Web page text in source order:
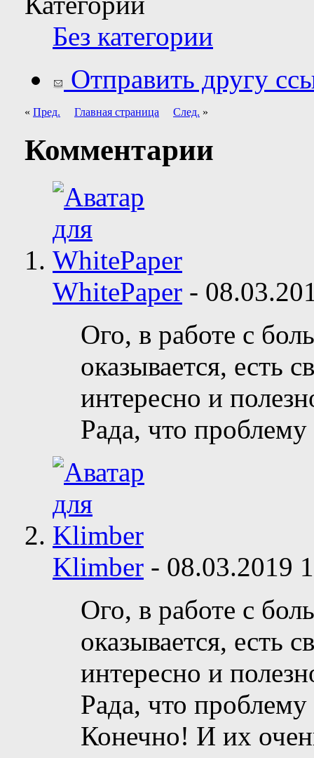
Без категории
Отправить другу
« Пред. Главная страница След. »
Комментарии
WhitePaper -
Ого, в работе с
оказывается, есть
интересно и
Рада, что
Klimber - 08.03.2019
Ого, в работе с
оказывается, есть
интересно и
Рада, что
Конечно! И их